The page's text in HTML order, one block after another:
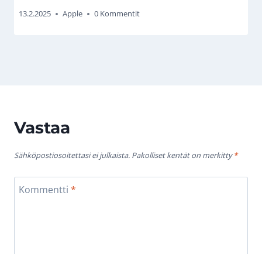
13.2.2025 Apple 0 Kommentit
Vastaa
Sähköpostiosoitettasi ei julkaista. Pakolliset kentät on merkitty*
Kommentti *